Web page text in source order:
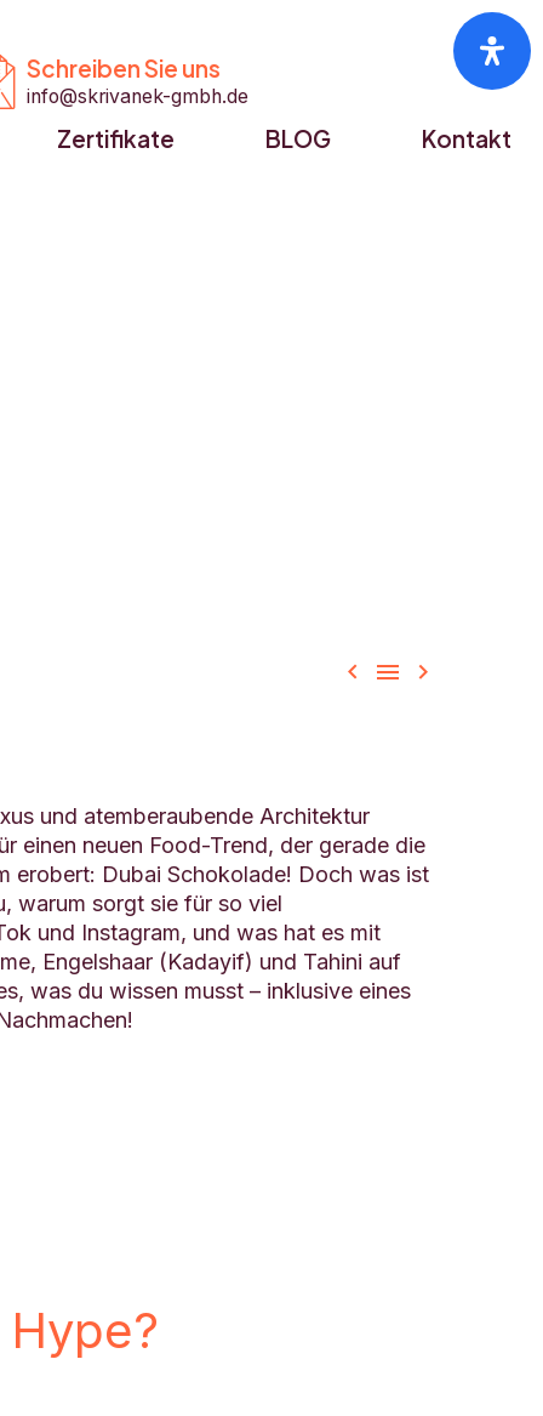
Schreiben Sie uns
info@skrivanek-gmbh.de
Zertifikate BLOG Kontakt
  
und atemberaubende Architektur
einen neuen Food-Trend, der gerade die
erobert: Dubai Schokolade! Doch was ist
warum sorgt sie für so viel
und Instagram, und was hat es mit
Engelshaar (Kadayif) und Tahini auf
was du wissen musst – inklusive eines